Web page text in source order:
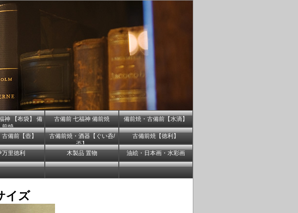
神 【布袋】 備
前焼
古備前 七福神 備前焼 備前焼・古備前【水滴】
備前【壺】
古備前焼・酒器【ぐい呑/
盃】
古備前焼【徳利】
万里徳利 木製品 置物 油絵・日本画・水彩画
イズ